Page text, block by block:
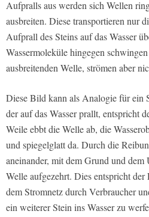
Aufpralls aus werden sich Wellen
ausbreiten. Diese transportieren nur
Aufprall des Steins auf das Wasser
Wassermoleküle hingegen
ausbreitenden Welle, strömen aber
Diese Bild kann als Analogie für ein
der auf das Wasser prallt, entspricht
Weile ebbt die Welle ab, die
und spiegelglatt da. Durch die
aneinander, mit dem Grund und
Welle aufgezehrt. Dies entspricht der
dem Stromnetz durch Verbraucher
ein weiterer Stein ins Wasser zu